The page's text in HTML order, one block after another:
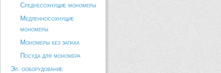
Среднесохнущие мономеры
Медленносохнущие
мономеры
Мономеры без запаха
Посуда для мономера
Эл. ооборудование